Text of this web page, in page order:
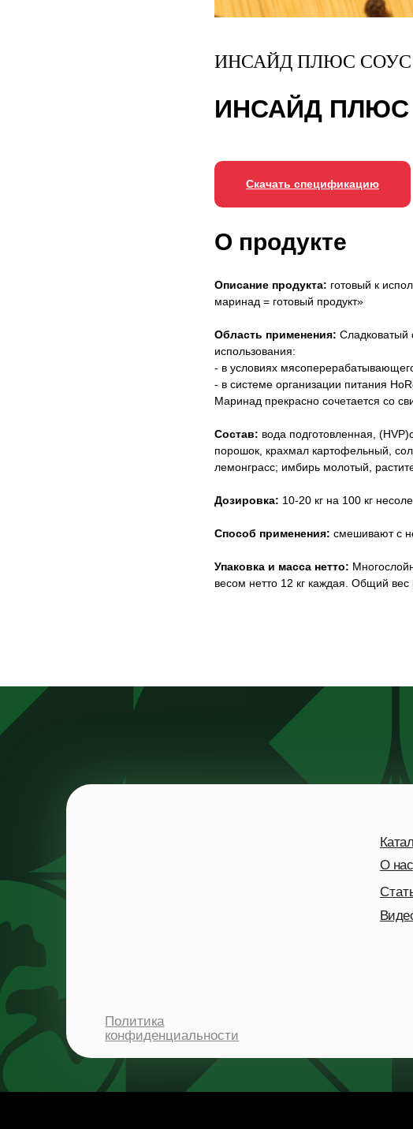
ИНСАЙД ПЛЮС СОУС
ИНСАЙД ПЛЮС
Скачать спецификацию
О продукте
Описание продукта: готовый к
маринад = готовый продукт»
Область применения: Сладковатый
использования:
- в условиях
- в системе организации питания
Маринад прекрасно сочетается со
Состав: вода подготовленная,
порошок, крахмал картофельный,
лемонграсс; имбирь молотый,
Дозировка: 10-20 кг на 100 кг
Способ применения: смешивают с
Упаковка и масса нетто:
весом нетто 12 кг каждая. Общий вес
Каталог
О нас